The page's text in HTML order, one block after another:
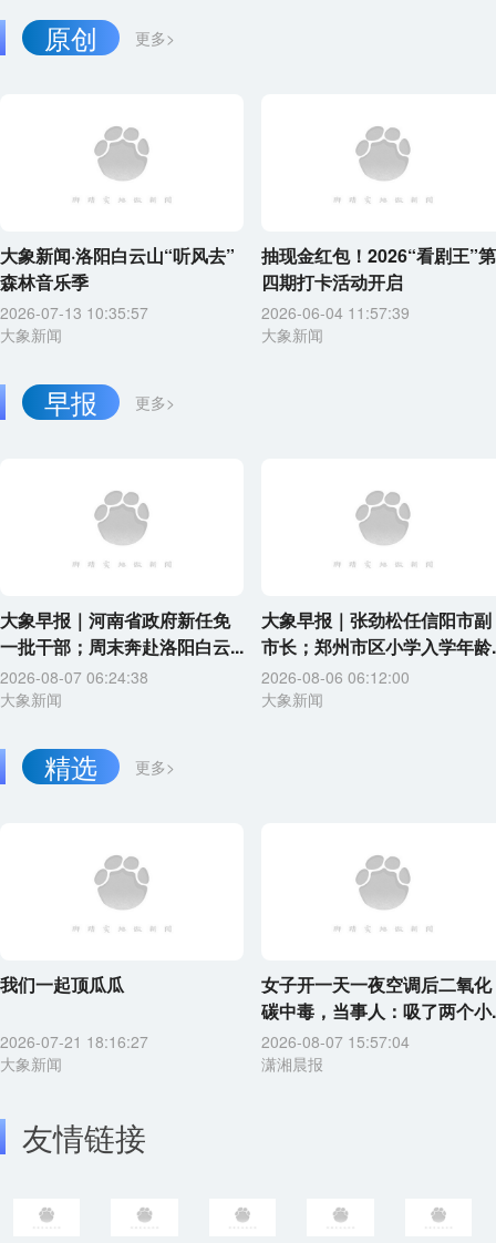
更多>
原创
大象新闻·洛阳白云山“听风去”
森林音乐季
2026-07-13 10:35:57
大象新闻
抽现金红包！2026“看剧王”第
四期打卡活动开启
2026-06-04 11:57:39
大象新闻
更多>
早报
大象早报｜河南省政府新任免
一批干部；周末奔赴洛阳白云...
2026-08-07 06:24:38
大象新闻
大象早报｜张劲松任信阳市副
市长；郑州市区小学入学年龄
2026-08-06 06:12:00
大象新闻
更多>
精选
我们一起顶瓜瓜
2026-07-21 18:16:27
大象新闻
女子开一天一夜空调后二氧化
碳中毒，当事人：吸了两个小
2026-08-07 15:57:04
潇湘晨报
友情链接